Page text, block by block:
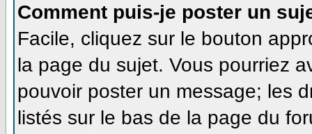
Comment puis-je poster un
Facile, cliquez sur le bouton
la page du sujet. Vous pourriez
pouvoir poster un message; les
listés sur le bas de la page du